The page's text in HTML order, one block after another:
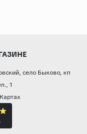
село Быково, кп
1